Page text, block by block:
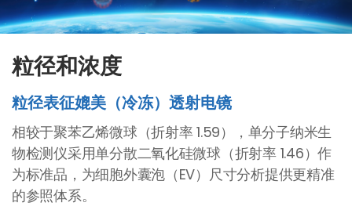
粒径和浓度
粒径表征媲美（冷冻）透射电镜
相较于聚苯乙烯微球（折射率 1.59），单分子纳米生
物检测仪采用单分散二氧化硅微球（折射率 1.46）作
为标准品，为细胞外囊泡（EV）尺寸分析提供更精准
的参照体系。